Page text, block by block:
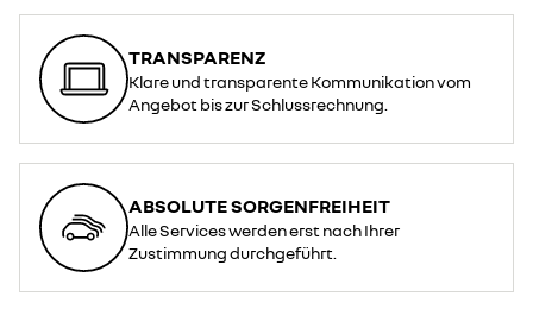
TRANSPARENZ
Klare und transparente Kommunikation vom
Angebot bis zur Schlussrechnung.
ABSOLUTE SORGENFREIHEIT
Alle Services werden erst nach Ihrer
Zustimmung durchgeführt.